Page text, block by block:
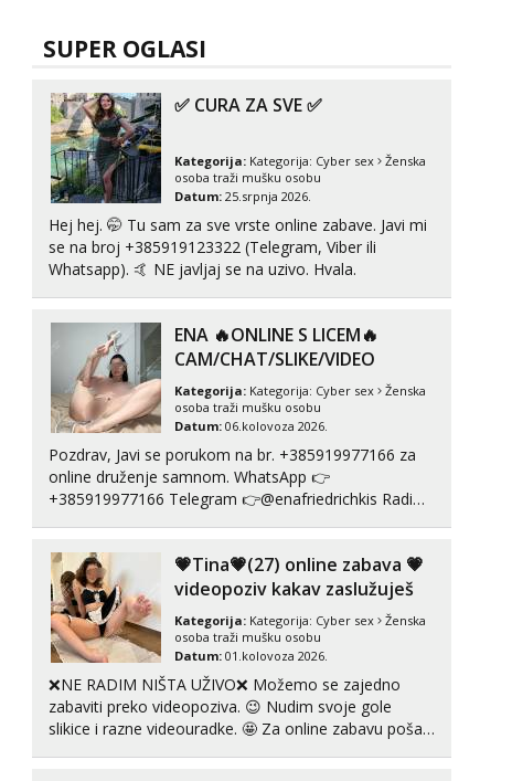
Ivančica
Čekam tvoj poziv!
Tel: 064/677-677 - Kod: #108
tel:0,93€ - mob:1,12€ min
Zara
Razgovaram :)
Tel:064/677-677- Kod: #123
tel:0,93€ - mob:1,12€ min
Obavijesti me kada se oslobodi
Anđela
Čekam tvoj poziv!
Tel: 064/677-677- Kod: #142
tel:0,93€ - mob:1,12€ min
Liliana
tel:0,93€ - mob:1,12€ min
Obavijesti me kada se oslobodi
Kristina
Razgovaram :)
Učiteljica iz predgrađa traži...
Tel: 064/677-677 - Kod: #160
tel:0,93€ - mob:1,12€ min
Obavijesti me kada se oslobodi
SUPER OGLASI
✅ CURA ZA SVE ✅
Kategorija: Kategorija: Cyber sex
Ženska
osoba traži mušku osobu
Datum: 25.srpnja 2026.
Hej hej. 🤭 Tu sam za sve vrste online zabave. Javi mi
se na broj +385919123322 (Telegram, Viber ili
Whatsapp). 🤙 NE javljaj se na uzivo. Hvala.
ENA 🔥ONLINE S LICEM🔥
CAM/CHAT/SLIKE/VIDEO
Kategorija: Kategorija: Cyber sex
Ženska
osoba traži mušku osobu
Datum: 06.kolovoza 2026.
Pozdrav, Javi se porukom na br. +385919977166 za
online druženje samnom. WhatsApp 👉
+385919977166 Telegram 👉@enafriedrichkis Radim
štikle, samostojeće itd. Nudim svakakva videa seksa,
puš...
💗Tina💗(27) online zabava 💗
videopoziv kakav zaslužuješ
Kategorija: Kategorija: Cyber sex
Ženska
osoba traži mušku osobu
Datum: 01.kolovoza 2026.
❌NE RADIM NIŠTA UŽIVO❌ Možemo se zajedno
zabaviti preko videopoziva. 😉 Nudim svoje gole
slikice i razne videouradke. 🤩 Za online zabavu pošalji